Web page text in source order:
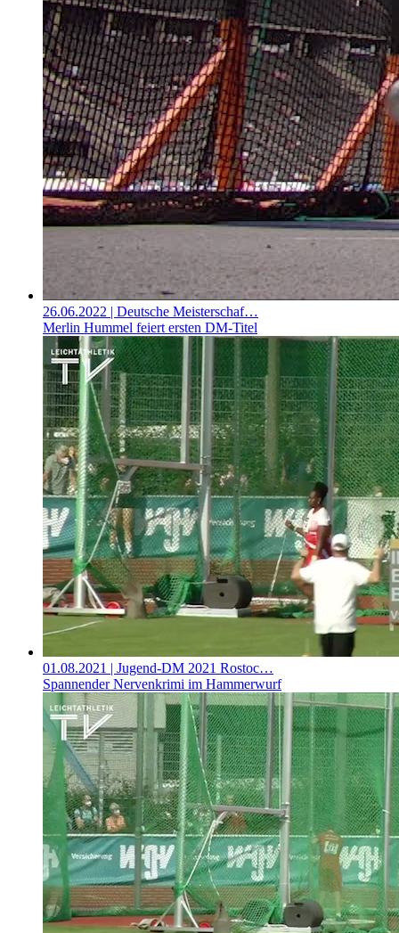
26.06.2022 | Deutsche Meisterschaf…
Merlin Hummel feiert ersten DM-Titel
01.08.2021 | Jugend-DM 2021 Rostoc…
Spannender Nervenkrimi im Hammerwurf